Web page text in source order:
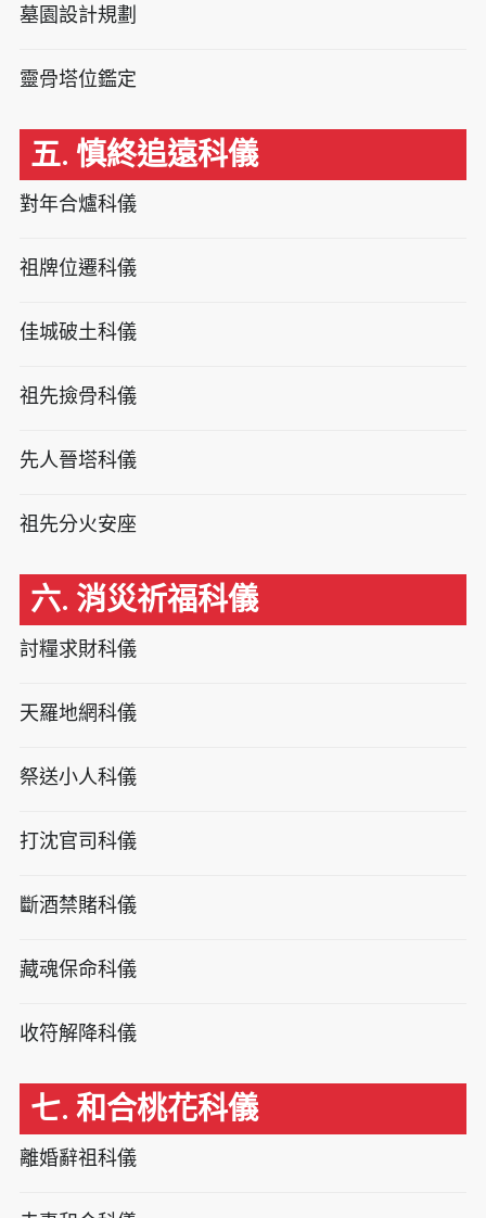
墓園設計規劃
靈骨塔位鑑定
五. 慎終追遠科儀
對年合爐科儀
祖牌位遷科儀
佳城破土科儀
祖先撿骨科儀
先人晉塔科儀
祖先分火安座
六. 消災祈福科儀
討糧求財科儀
天羅地網科儀
祭送小人科儀
打沈官司科儀
斷酒禁賭科儀
藏魂保命科儀
收符解降科儀
七. 和合桃花科儀
離婚辭祖科儀